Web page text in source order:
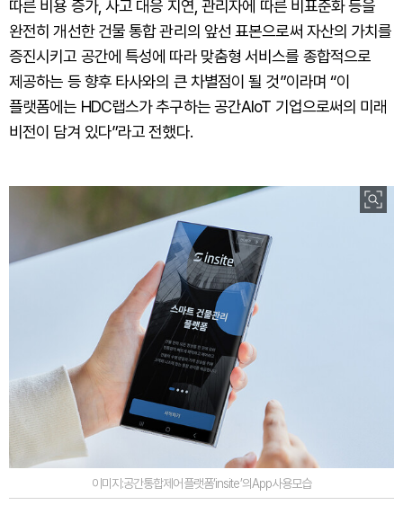
따른 비용 증가, 사고 대응 지연, 관리자에 따른 비표준화 등을
완전히 개선한 건물 통합 관리의 앞선 표본으로써 자산의 가치를
증진시키고 공간에 특성에 따라 맞춤형 서비스를 종합적으로
제공하는 등 향후 타사와의 큰 차별점이 될 것”이라며 “이
플랫폼에는 HDC랩스가 추구하는 공간AIoT 기업으로써의 미래
비전이 담겨 있다”라고 전했다.
이미지:공간통합제어플랫폼‘insite’의App사용모습